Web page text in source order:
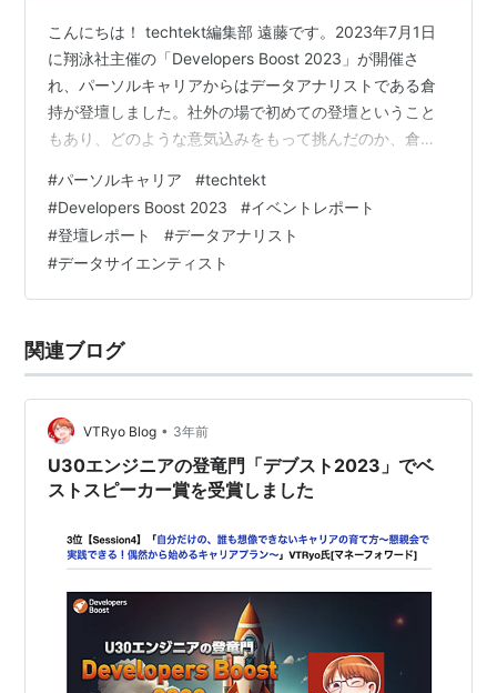
こんにちは！ techtekt編集部 遠藤です。2023年7月1日
に翔泳社主催の「Developers Boost 2023」が開催さ
れ、パーソルキャリアからはデータアナリストである倉
持が登壇しました。社外の場で初めての登壇ということ
もあり、どのような意気込みをもって挑んだのか、倉持
Developers Boostは、翔泳社が2018年より開催する30
歳以下のデベロッパーのためのカンファレンスです。
（中略） Developers Boost 2023では、自分にはない挑
戦をしているU30エンジニアたちが一堂に会し、試行
錯…
#パーソルキャリア #techtekt
#Developers Boost 2023 #イベントレポート
#登壇レポート #データアナリスト
#データサイエンティスト
関連ブログ
VTRyo Blog • 3年前
U30エンジニアの登竜門「デブスト2023」でベ
ストスピーカー賞を受賞しました